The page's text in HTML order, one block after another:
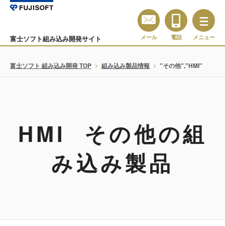
富士ソフト組み込み開発サイト メール 電話 メニュー
富士ソフト 組み込み開発 TOP 組み込み製品情報 "その他","HMI"
HMI その他の組
み込み製品